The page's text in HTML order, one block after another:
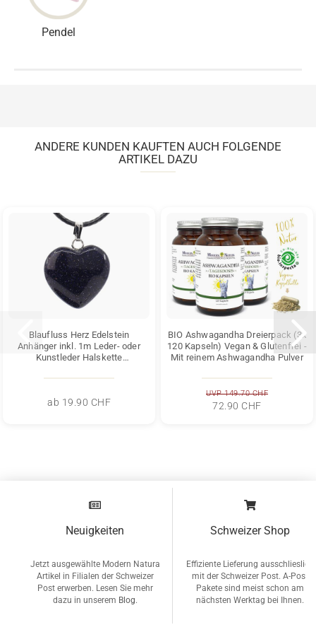
Pendel
ANDERE KUNDEN KAUFTEN AUCH FOLGENDE
ARTIKEL DAZU
Blaufluss Herz Edelstein
Anhänger inkl. 1m Leder- oder
Kunstleder Halskette
ab 19.90 CHF
BIO Ashwagandha Dreierpack (3x
120 Kapseln) Vegan & Glutenfrei -
Mit reinem Ashwagandha Pulver
UVP 149.70 CHF
72.90 CHF
Neuigkeiten
Jetzt ausgewählte Modern Natura
Artikel in Filialen der Schweizer
Post erwerben. Lesen Sie mehr
dazu in unserem Blog.
Schweizer Shop
Effiziente Lieferung ausschlieslich
mit der Schweizer Post. A-Post
Pakete sind meist schon am
nächsten Werktag bei Ihnen.